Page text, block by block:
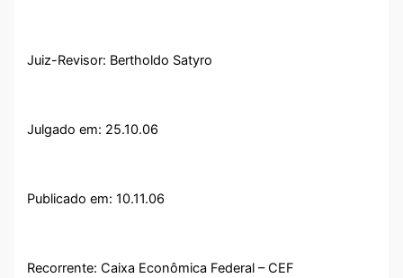
Juiz-Revisor: Bertholdo Satyro
Julgado em: 25.10.06
Publicado em: 10.11.06
Recorrente: Caixa Econômica Federal – CEF